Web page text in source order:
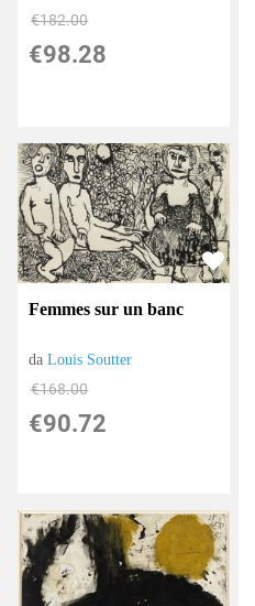
€182.00
€98.28
Femmes sur un banc
daLouis Soutter
€168.00
€90.72